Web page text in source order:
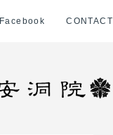
Facebook CONTACT